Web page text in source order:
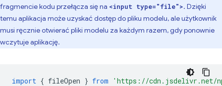
fragmencie kodu przełącza się na <input type="file">. Dzięki
temu aplikacja może uzyskać dostęp do pliku modelu, ale użytkownik
musi ręcznie otwierać pliki modelu za każdym razem, gdy ponownie
wczytuje aplikację.
import { fileOpen } from 'https://cdn.jsdelivr.net/